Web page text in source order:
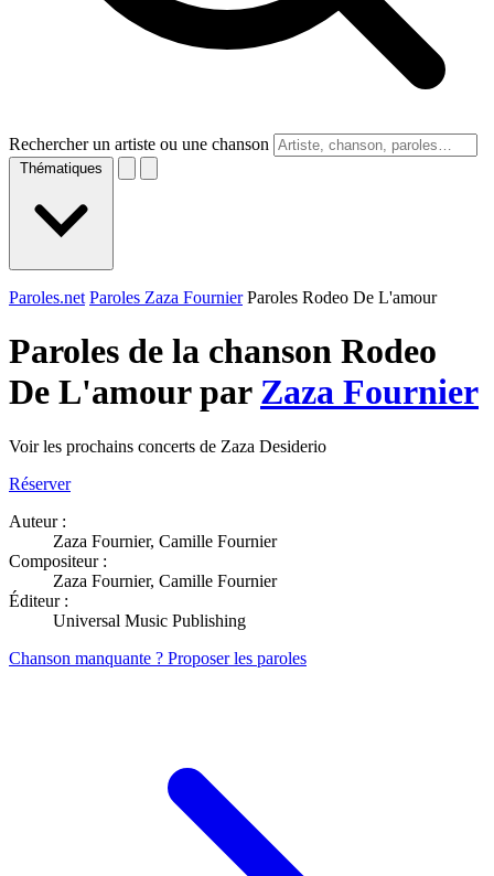
Rechercher un artiste ou une chanson
Thématiques
Paroles.net Paroles Zaza Fournier Paroles Rodeo De L'amour
Paroles de la chanson Rodeo
De L'amour par Zaza Fournier
Voir les prochains concerts de Zaza Desiderio
Réserver
Auteur :
Zaza Fournier, Camille Fournier
Compositeur :
Zaza Fournier, Camille Fournier
Éditeur :
Universal Music Publishing
Chanson manquante ? Proposer les paroles